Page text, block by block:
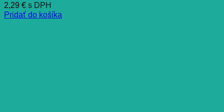
2,29 € s DPH
Pridať do košíka